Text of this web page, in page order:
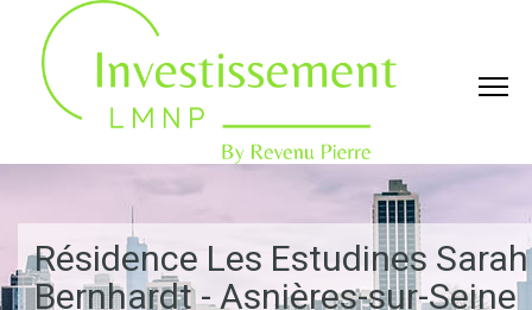
Résidence Les Estudines Sarah
Bernhardt - Asnières-sur-Seine